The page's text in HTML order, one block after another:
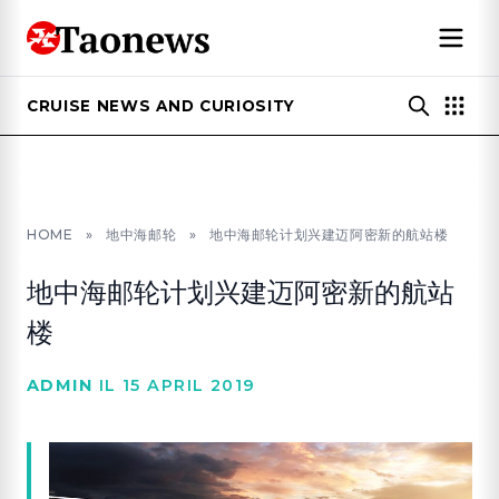
CRUISE NEWS AND CURIOSITY
HOME » 地中海邮轮 » 地中海邮轮计划兴建迈阿密新的航站楼
地中海邮轮计划兴建迈阿密新的航站
楼
ADMIN IL 15 APRIL 2019